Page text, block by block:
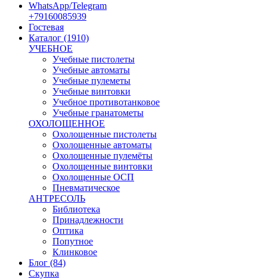
WhatsApp/Telegram
+79160085939
Гостевая
Каталог (1910)
УЧЕБНОЕ
Учебные пистолеты
Учебные автоматы
Учебные пулеметы
Учебные винтовки
Учебное противотанковое
Учебные гранатометы
ОХОЛОЩЕННОЕ
Охолощенные пистолеты
Охолощенные автоматы
Охолощенные пулемёты
Охолощенные винтовки
Охолощенные ОСП
Пневматическое
АНТРЕСОЛЬ
Библиотека
Принадлежности
Оптика
Попутное
Клинковое
Блог (84)
Скупка